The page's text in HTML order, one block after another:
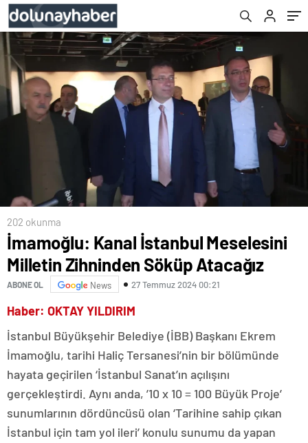
202 okunma
İmamoğlu: Kanal İstanbul Meselesini
Milletin Zihninden Söküp Atacağız
ABONE OL News 27 Temmuz 2024 00:21
Haber: OKTAY YILDIRIM
İstanbul Büyükşehir Belediye (İBB) Başkanı Ekrem
İmamoğlu, tarihi Haliç Tersanesi’nin bir bölümünde
hayata geçirilen ‘İstanbul Sanat’ın açılışını
gerçekleştirdi. Aynı anda, ’10 x 10 = 100 Büyük Proje’
sunumlarının dördüncüsü olan ‘Tarihine sahip çıkan
İstanbul için tam yol ileri’ konulu sunumu da yapan